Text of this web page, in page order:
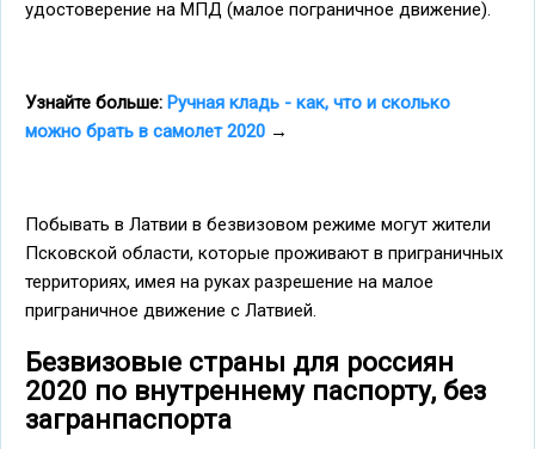
удостоверение на МПД (малое пограничное движение).
Узнайте больше: Ручная кладь - как, что и сколько
можно брать в самолет 2020 →
Побывать в Латвии в безвизовом режиме могут жители
Псковской области, которые проживают в приграничных
территориях, имея на руках разрешение на малое
приграничное движение с Латвией.
Безвизовые страны для россиян
2020 по внутреннему паспорту, без
загранпаспорта